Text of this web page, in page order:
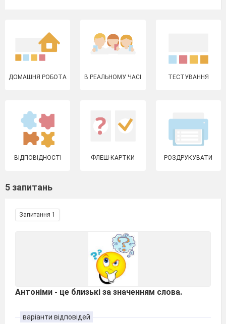
ДОМАШНЯ РОБОТА В РЕАЛЬНОМУ ЧАСІ ТЕСТУВАННЯ
ВІДПОВІДНОСТІ ФЛЕШ-КАРТКИ РОЗДРУКУВАТИ
5 запитань
Запитання 1
Антоніми - це близькі за значенням слова.
варіанти відповідей